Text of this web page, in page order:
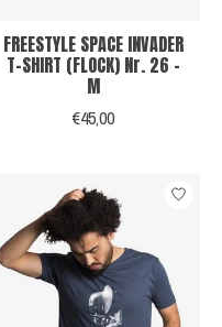
FREESTYLE SPACE INVADER
T-SHIRT (FLOCK) Nr. 26 -
M
€45,00